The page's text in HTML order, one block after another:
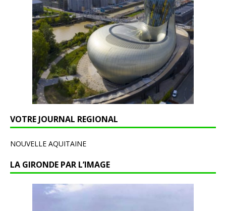
VOTRE JOURNAL REGIONAL
NOUVELLE AQUITAINE
LA GIRONDE PAR L’IMAGE